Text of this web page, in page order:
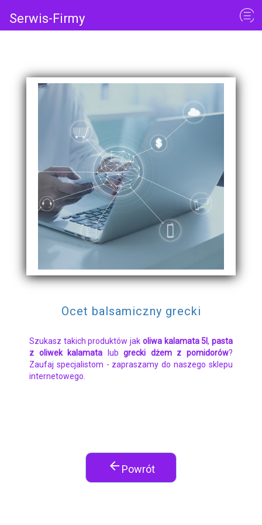
Serwis-Firmy
Ocet balsamiczny grecki
Szukasz takich produktów jak oliwa kalamata 5l,pasta
z oliwek kalamata lubgrecki dżem z pomidorów?
Zaufaj specjalistom - zapraszamy do naszego sklepu
internetowego.
arrow_back Powrót